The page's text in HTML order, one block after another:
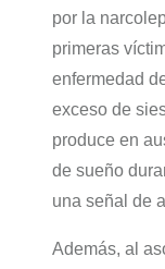
por la
primeras
enfermedad
exceso de
produce en
de sueño
una señal de
Además, al